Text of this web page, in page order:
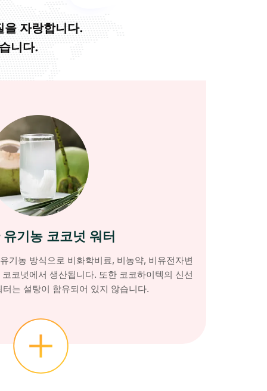
을 자랑합니다.
니다.
기농 코코넛 워터
기농 방식으로 비화학비료, 비농약, 비유전자변
코넛에서 생산됩니다. 또한 코코하이텍의 신선
는 설탕이 함유되어 있지 않습니다.